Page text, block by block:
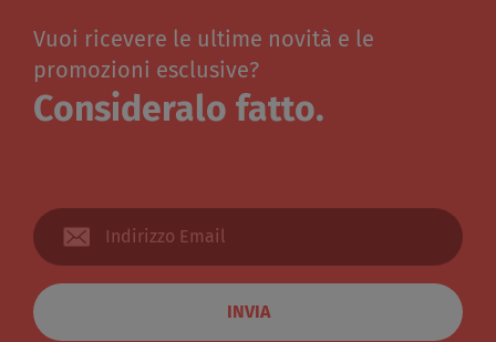
Vuoi ricevere le ultime novità e le
promozioni esclusive?
Consideralo fatto.
INVIA